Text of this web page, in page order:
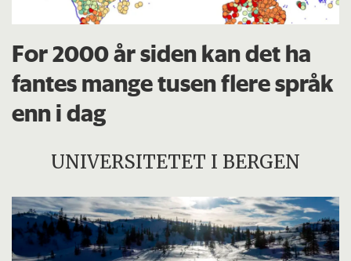
For 2000 år siden kan det ha
fantes mange tusen flere språk
enn i dag
UNIVERSITETET I BERGEN